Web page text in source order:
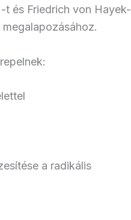
t és Friedrich von Hayek-
a radikális